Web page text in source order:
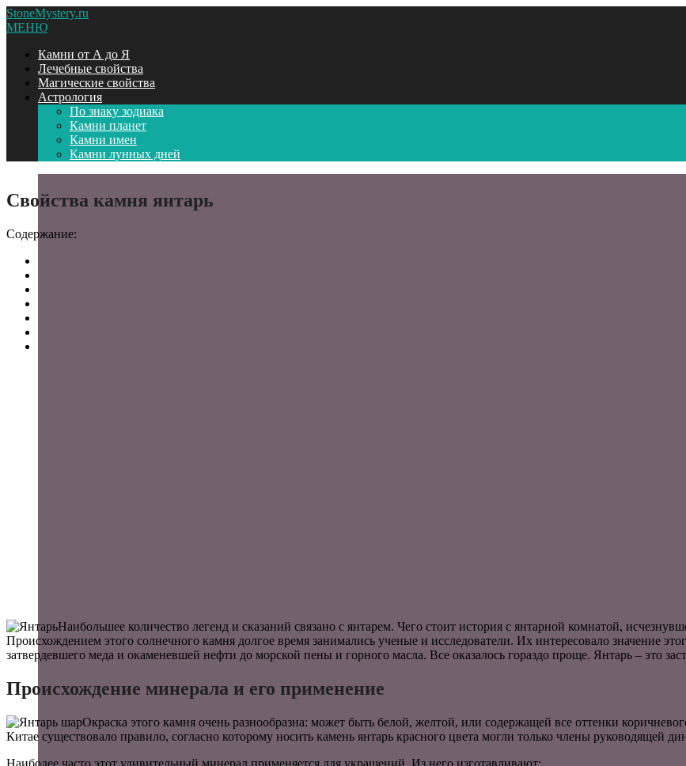
StoneMystery.ru
МЕНЮ
Камни от А до Я
Лечебные свойства
Магические свойства
Астрология
По знаку зодиака
Камни планет
Камни имен
Камни лунных дней
Свойства камня янтарь
Содержание:
Наибольшее количество легенд и сказаний связано с янтарем. Чего стоит история с янтарной комнатой,
Происхождением этого солнечного камня долгое время занимались ученые и исследователи. Их интересовало значение
затвердевшего меда и окаменевшей нефти до морской пены и горного масла. Все оказалось гораздо проще. Янтарь – это
Происхождение минерала и его применение
Окраска этого камня очень разнообразна: может быть белой, желтой, или содержащей все оттенки
Китае существовало правило, согласно которому носить камень янтарь красного цвета могли только члены руководящей
Наиболее часто этот удивительный минерал применяется для украшений. Из него изготавливают: